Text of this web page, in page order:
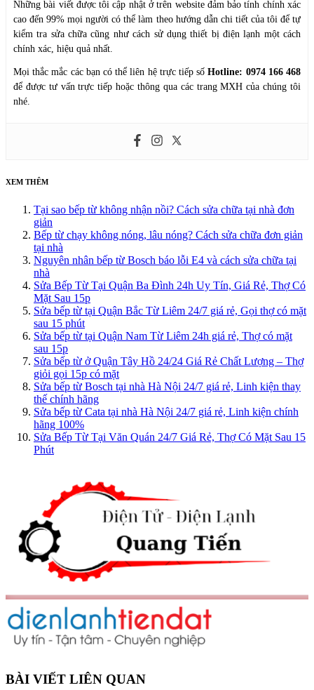
Những bài viết được tôi cập nhật ở trên website đảm bảo tính chính xác
cao đến 99% mọi người có thể làm theo hướng dẫn chi tiết của tôi để tự
kiểm tra sửa chữa cũng như cách sử dụng thiết bị điện lạnh một cách
chính xác, hiệu quả nhất.
Mọi thắc mắc các bạn có thể liên hệ trực tiếp sốHotline: 0974 166 468
để được tư vấn trực tiếp hoặc thông qua các trang MXH của chúng tôi
nhé.
XEM THÊM
Tại sao bếp từ không nhận nồi? Cách sửa chữa tại nhà đơn
giản
Bếp từ chạy không nóng, lâu nóng? Cách sửa chữa đơn giản
tại nhà
Nguyên nhân bếp từ Bosch báo lỗi E4 và cách sửa chữa tại
nhà
Sửa Bếp Từ Tại Quận Ba Đình 24h Uy Tín, Giá Rẻ, Thợ Có
Mặt Sau 15p
Sửa bếp từ tại Quận Bắc Từ Liêm 24/7 giá rẻ, Gọi thợ có mặt
sau 15 phút
Sửa bếp từ tại Quận Nam Từ Liêm 24h giá rẻ, Thợ có mặt
sau 15p
Sửa bếp từ ở Quận Tây Hồ 24/24 Giá Rẻ Chất Lượng – Thợ
giỏi gọi 15p có mặt
Sửa bếp từ Bosch tại nhà Hà Nội 24/7 giá rẻ, Linh kiện thay
thế chính hãng
Sửa bếp từ Cata tại nhà Hà Nội 24/7 giá rẻ, Linh kiện chính
hãng 100%
Sửa Bếp Từ Tại Văn Quán 24/7 Giá Rẻ, Thợ Có Mặt Sau 15
Phút
BÀI VIẾT LIÊN QUAN